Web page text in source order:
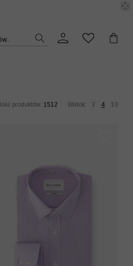
Ilość produktów: 1512 Widok: 3 4 10